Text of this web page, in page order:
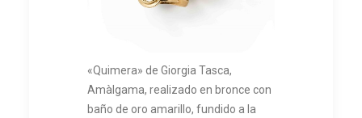
«Quimera» de Giorgia Tasca,
Amàlgama, realizado en bronce con
baño de oro amarillo, fundido a la